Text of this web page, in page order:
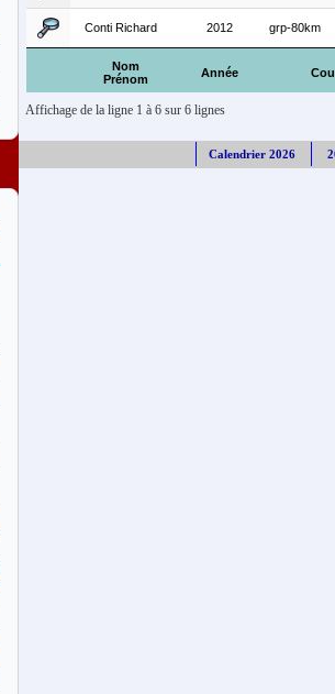
Nom
Prénom
Année
Conti Richard 2012 grp-80km
Affichage de la ligne 1 à 6 sur 6 lignes
Calendrier 2026